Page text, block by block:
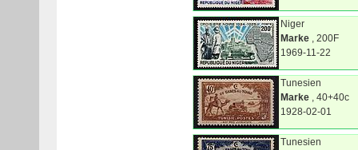
Niger
Marke , 200F
1969-11-22
Tunesien
Marke , 40+40c
1928-02-01
Tunesien